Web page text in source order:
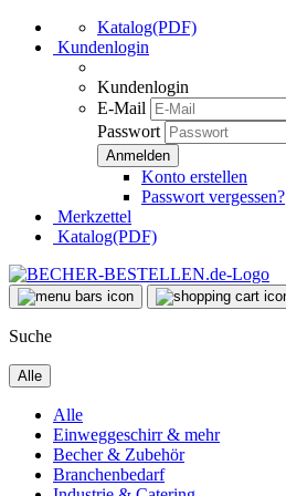
Katalog(PDF)
Kundenlogin
Kundenlogin
E-Mail
Passwort
Konto erstellen
Passwort vergessen?
Merkzettel
Katalog(PDF)
Suche
Alle
Alle
Einweggeschirr & mehr
Becher & Zubehör
Branchenbedarf